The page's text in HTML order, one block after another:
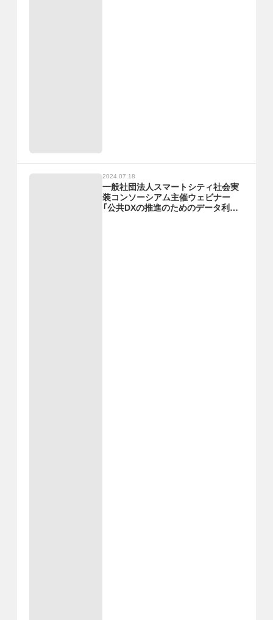
2024.07.18
一般社団法人スマートシティ社会実
装コンソーシアム主催ウェビナー
「公共DXの推進のためのデータ利活